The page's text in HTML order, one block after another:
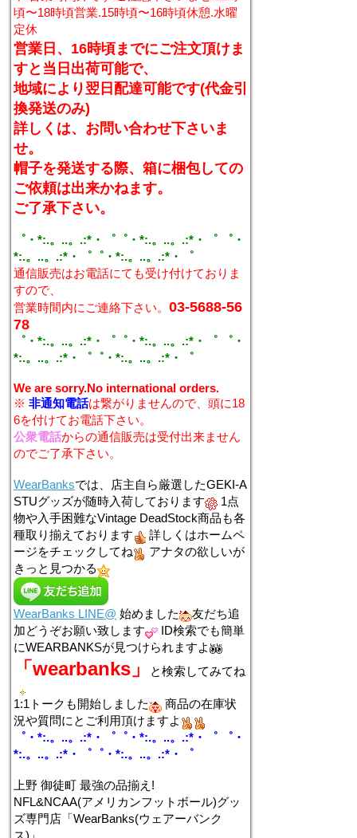
頃〜18時頃営業.15時頃〜16時頃休憩.水曜
定休
営業日、16時頃までにご注文頂けま
すと当日出荷可能で、
地域により翌日配達可能です(代金引
換発送のみ)
詳しくは、お問い合わせ下さいま
せ。
帽子を発送する際、箱に梱包しての
ご依頼は出来かねます。
ご了承下さい。
゜・*:.。..。.:*・゜゜・*:.。..。.:*・゜ ゜・
*:.。..。.:*・゜゜・*:.。..。.:*・゜
通信販売はお電話にても受け付けておりま
すので、
営業時間内にご連絡下さい。03-5688-56
78
゜・*:.。..。.:*・゜゜・*:.。..。.:*・゜ ゜・
*:.。..。.:*・゜゜・*:.。..。.:*・゜
We are sorry.No international orders.
※ 非通知電話は繋がりませんので、頭に18
6を付けてお電話下さい。
公衆電話からの通信販売は受付出来ません
のでご了承下さい。
WearBanksでは、店主自ら厳選したGEKI-A
STUグッズが随時入荷しております
1点
物や入手困難なVintage DeadStock商品も各
種取り揃えております
詳しくはホームペ
ージをチェックしてね
アナタの欲しいが
きっと見つかる
WearBanks LINE@ 始めました
友だち追
加どうぞお願い致します
ID検索でも簡単
にWEARBANKSが見つけられますよ
「wearbanks」 と検索してみてね
1:1トークも開始しました
商品の在庫状
況や質問にとご利用頂けますよ
゜・*:.。..。.:*・゜゜・*:.。..。.:*・゜ ゜・
*:.。..。.:*・゜゜・*:.。..。.:*・゜
上野 御徒町 最強の品揃え!
NFL&NCAA(アメリカンフットボール)グッ
ズ専門店「WearBanks(ウェアーバンク